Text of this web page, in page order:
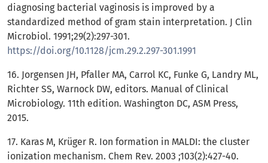
diagnosing bacterial vaginosis is improved by a
standardized method of gram stain interpretation. J Clin
Microbiol. 1991;29(2):297-301.
https://doi.org/10.1128/jcm.29.2.297-301.1991
16. Jorgensen JH, Pfaller MA, Carrol KC, Funke G, Landry ML,
Richter SS, Warnock DW, editors. Manual of Clinical
Microbiology. 11th edition. Washington DC, ASM Press,
2015.
17. Karas M, Krüger R. Ion formation in MALDI: the cluster
ionization mechanism. Chem Rev. 2003 ;103(2):427-40.